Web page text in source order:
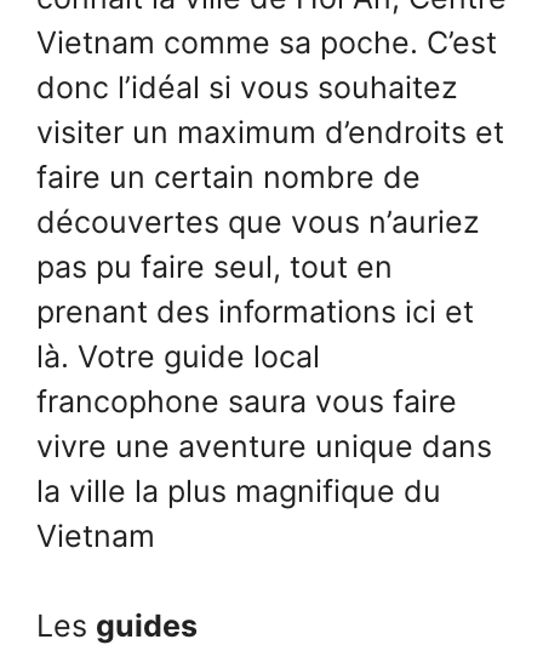
Vietnam comme sa poche. C’est
donc l’idéal si vous souhaitez
visiter un maximum d’endroits et
faire un certain nombre de
découvertes que vous n’auriez
pas pu faire seul, tout en
prenant des informations ici et
là. Votre guide local
francophone saura vous faire
vivre une aventure unique dans
la ville la plus magnifique du
Vietnam
Les guides